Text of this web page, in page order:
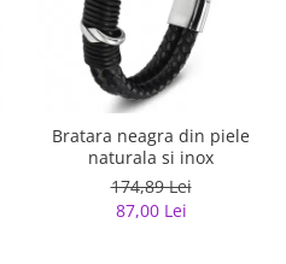
Bratara neagra din piele
naturala si inox
174,89 Lei
87,00 Lei